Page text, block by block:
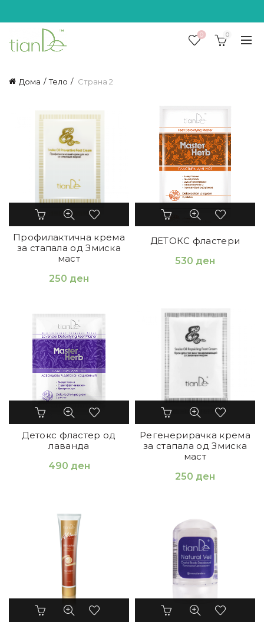
0 0
Дома Тело Страна 2
Профилактична крема
за стапала од Змиска
маст
250 ден
ДЕТОКС фластери
530 ден
Детокс фластер од
лаванда
490 ден
Регенерирачка крема
за стапала од Змиска
маст
250 ден